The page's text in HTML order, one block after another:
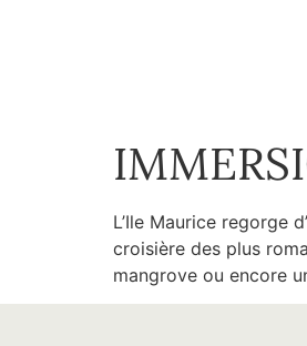
L’Ile Maurice regorge
croisière des plus
mangrove ou encore